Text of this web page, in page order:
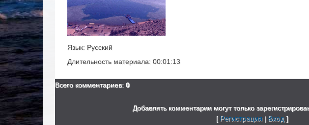
Язык: Русский
Длительность материала: 00:01:13
Всего комментариев: 0
Добавлять комментарии могут только
[ Регистрация | Вход ]